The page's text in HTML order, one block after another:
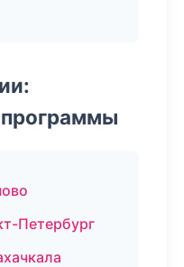
Петербург